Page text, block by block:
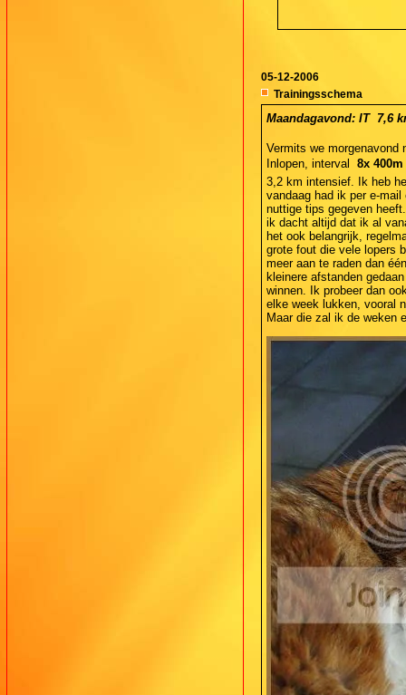
05-12-2006
Trainingsschema
Maandagavond: IT  7,6
Vermits we morgenavond
Inlopen, interval  8x
3,2 km intensief. Ik heb
vandaag had ik per e-
nuttige tips gegeven
ik dacht altijd dat ik al
het ook belangrijk,
grote fout die vele lopers
meer aan te raden dan
kleinere afstanden
winnen. Ik probeer dan
elke week lukken, vooral
Maar die zal ik de weken